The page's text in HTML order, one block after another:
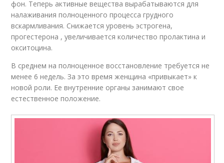
фон. Теперь активные вещества вырабатываются для
налаживания полноценного процесса грудного
вскармливания. Снижается уровень эстрогена,
прогестерона , увеличивается количество пролактина и
окситоцина.
В среднем на полноценное восстановление требуется не
менее 6 недель. За это время женщина «привыкает» к
новой роли. Ее внутренние органы занимают свое
естественное положение.